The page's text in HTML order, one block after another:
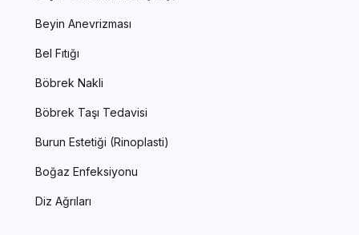
Beyin Anevrizması
Bel Fıtığı
Böbrek Nakli
Böbrek Taşı Tedavisi
Burun Estetiği (Rinoplasti)
Boğaz Enfeksiyonu
Diz Ağrıları